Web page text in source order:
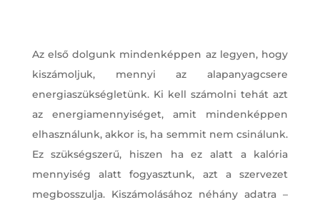
Az első dolgunk mindenképpen az legyen, hogy
kiszámoljuk, mennyi az alapanyagcsere
energiaszükségletünk. Ki kell számolni tehát azt
az energiamennyiséget, amit mindenképpen
elhasználunk, akkor is, ha semmit nem csinálunk.
Ez szükségszerű, hiszen ha ez alatt a kalória
mennyiség alatt fogyasztunk, azt a szervezet
megbosszulja. Kiszámolásához néhány adatra –